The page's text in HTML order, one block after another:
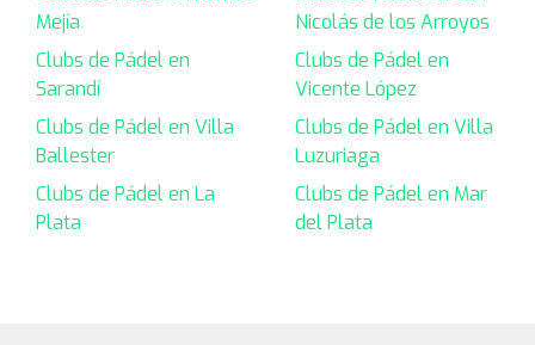
Mejía
Nicolás de los Arroyos
Clubs de Pádel en
Sarandí
Clubs de Pádel en
Vicente López
Clubs de Pádel en Villa
Ballester
Clubs de Pádel en Villa
Luzuriaga
Clubs de Pádel en La
Plata
Clubs de Pádel en Mar
del Plata